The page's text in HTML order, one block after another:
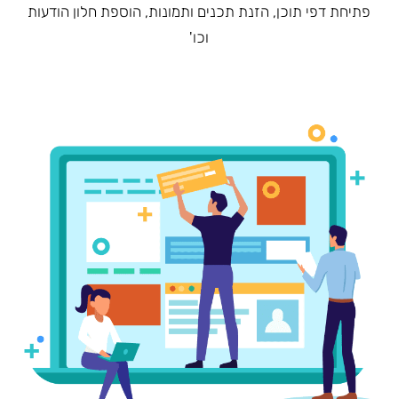
פתיחת דפי תוכן, הזנת תכנים ותמונות, הוספת חלון הודעות
וכו'